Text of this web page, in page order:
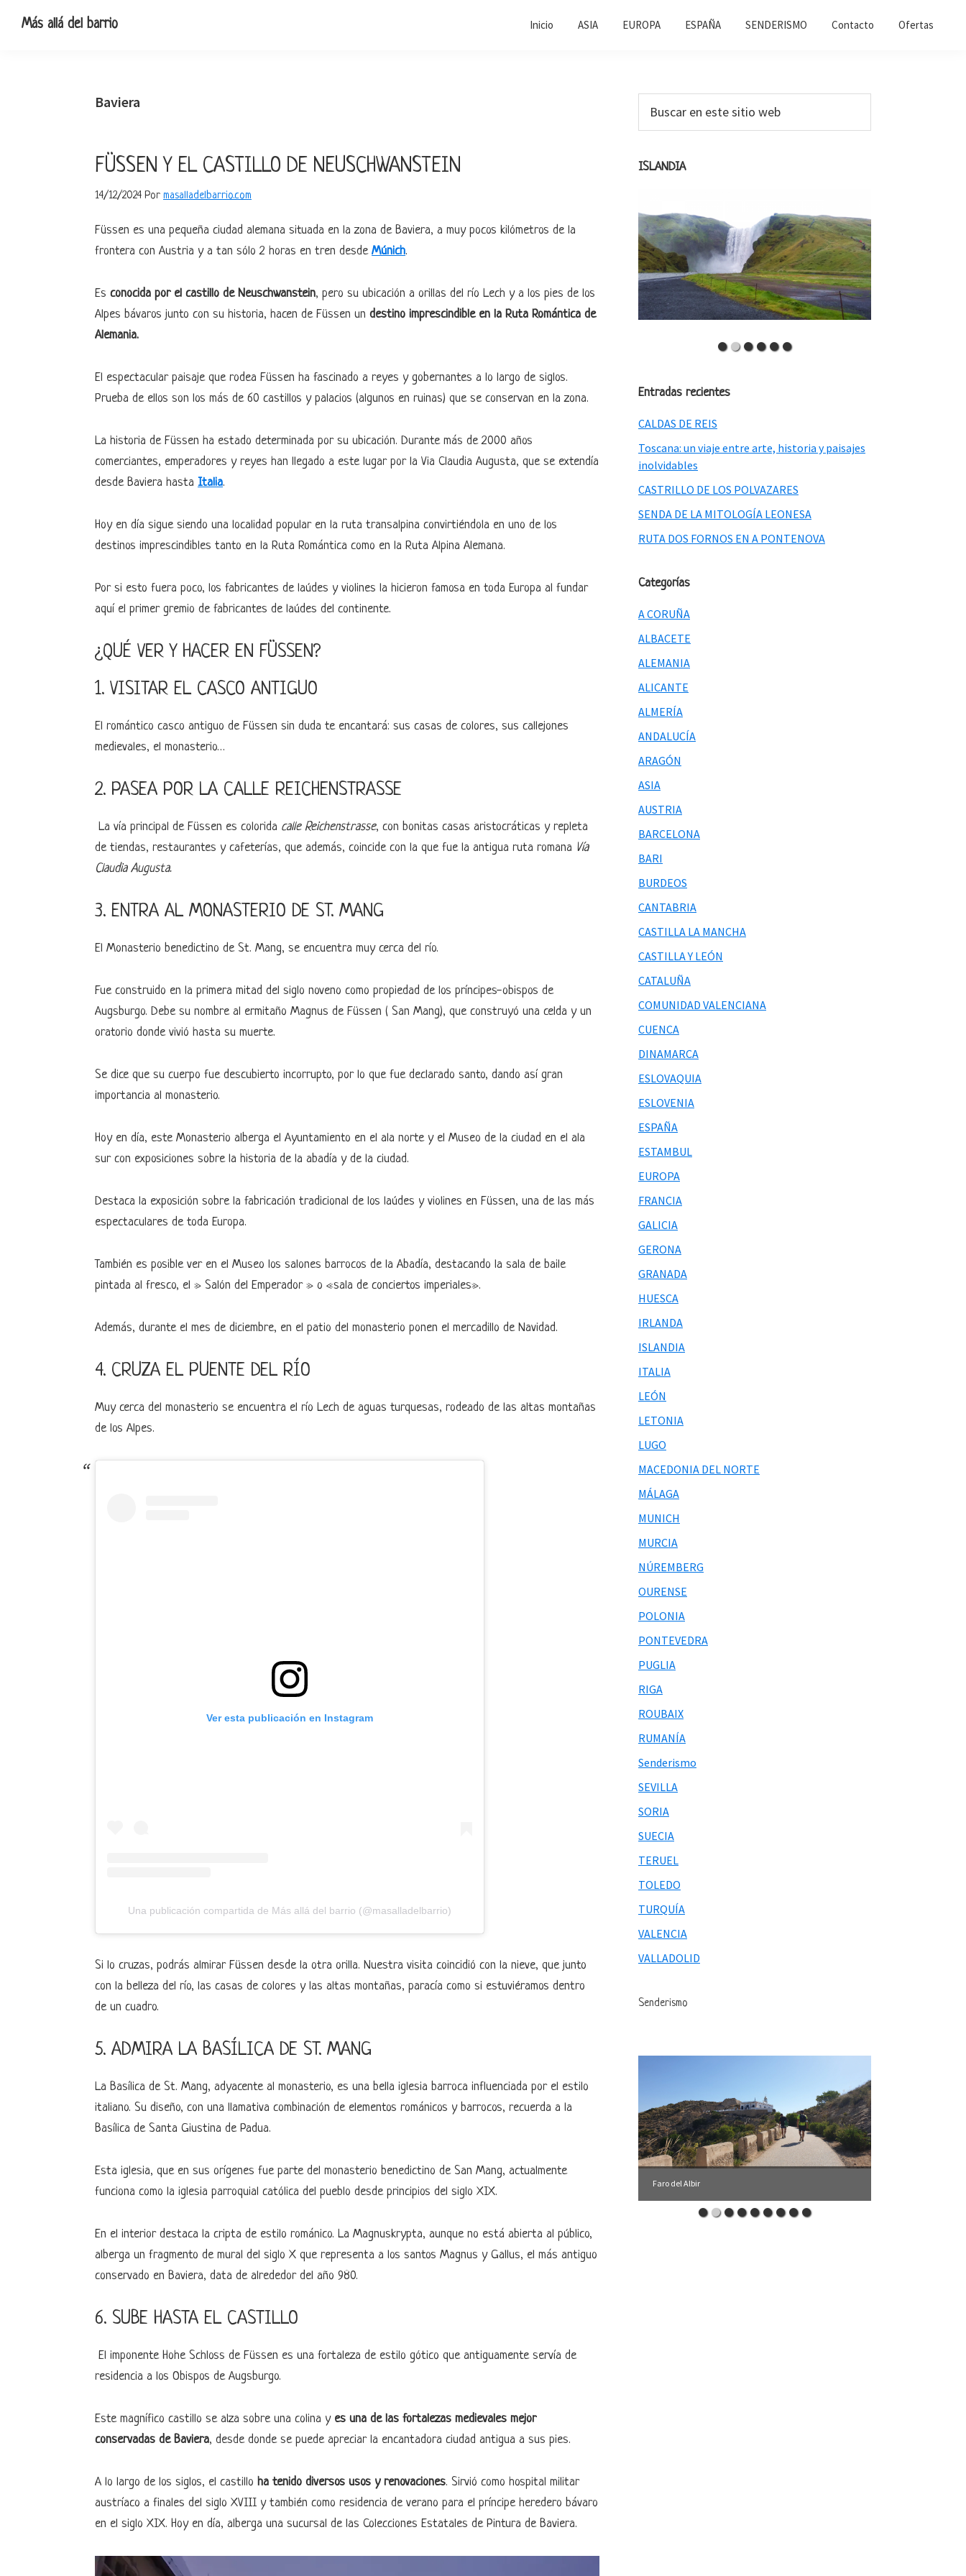
Más allá del barrio Inicio ASIA EUROPA ESPAÑA SENDERISMO Contacto Ofertas
Baviera
FÜSSEN Y EL CASTILLO DE NEUSCHWANSTEIN
14/12/2024 Por masalladelbarrio.com
Füssen es una pequeña ciudad alemana situada en la zona de Baviera, a muy pocos kilómetros de la
frontera con Austria y a tan sólo 2 horas en tren desde Múnich.
Es conocida por el castillo de Neuschwanstein, pero su ubicación a orillas del río Lech y a los pies de los
Alpes bávaros junto con su historia, hacen de Füssen un destino imprescindible en la Ruta Romántica de
Alemania.
El espectacular paisaje que rodea Füssen ha fascinado a reyes y gobernantes a lo largo de siglos.
Prueba de ellos son los más de 60 castillos y palacios (algunos en ruinas) que se conservan en la zona.
La historia de Füssen ha estado determinada por su ubicación. Durante más de 2000 años
comerciantes, emperadores y reyes han llegado a este lugar por la Via Claudia Augusta, que se extendía
desde Baviera hasta Italia.
Hoy en día sigue siendo una localidad popular en la ruta transalpina convirtiéndola en uno de los
destinos imprescindibles tanto en la Ruta Romántica como en la Ruta Alpina Alemana.
Por si esto fuera poco, los fabricantes de laúdes y violines la hicieron famosa en toda Europa al fundar
aquí el primer gremio de fabricantes de laúdes del continente.
¿QUÉ VER Y HACER EN FÜSSEN?
1. VISITAR EL CASCO ANTIGUO
El romántico casco antiguo de Füssen sin duda te encantará: sus casas de colores, sus callejones
medievales, el monasterio…
2. PASEA POR LA CALLE REICHENSTRASSE
La vía principal de Füssen es colorida calle Reichenstrasse, con bonitas casas aristocráticas y repleta
de tiendas, restaurantes y cafeterías, que además, coincide con la que fue la antigua ruta romana Vía
Claudia Augusta.
3. ENTRA AL MONASTERIO DE ST. MANG
El Monasterio benedictino de St. Mang, se encuentra muy cerca del río.
Fue construido en la primera mitad del siglo noveno como propiedad de los príncipes-obispos de
Augsburgo. Debe su nombre al ermitaño Magnus de Füssen ( San Mang), que construyó una celda y un
oratorio donde vivió hasta su muerte.
Se dice que su cuerpo fue descubierto incorrupto, por lo que fue declarado santo, dando así gran
importancia al monasterio.
Hoy en día, este Monasterio alberga el Ayuntamiento en el ala norte y el Museo de la ciudad en el ala
sur con exposiciones sobre la historia de la abadía y de la ciudad.
Destaca la exposición sobre la fabricación tradicional de los laúdes y violines en Füssen, una de las más
espectaculares de toda Europa.
También es posible ver en el Museo los salones barrocos de la Abadía, destacando la sala de baile
pintada al fresco, el » Salón del Emperador » o «sala de conciertos imperiales».
Además, durante el mes de diciembre, en el patio del monasterio ponen el mercadillo de Navidad.
4. CRUZA EL PUENTE DEL RÍO
Muy cerca del monasterio se encuentra el río Lech de aguas turquesas, rodeado de las altas montañas
de los Alpes.
Ver esta publicación en Instagram
Una publicación compartida de Más allá del barrio (@masalladelbarrio)
Si lo cruzas, podrás almirar Füssen desde la otra orilla. Nuestra visita coincidió con la nieve, que junto
con la belleza del río, las casas de colores y las altas montañas, paracía como si estuviéramos dentro
de un cuadro.
5. ADMIRA LA BASÍLICA DE ST. MANG
La Basílica de St. Mang, adyacente al monasterio, es una bella iglesia barroca influenciada por el estilo
italiano. Su diseño, con una llamativa combinación de elementos románicos y barrocos, recuerda a la
Basílica de Santa Giustina de Padua.
Esta iglesia, que en sus orígenes fue parte del monasterio benedictino de San Mang, actualmente
funciona como la iglesia parroquial católica del pueblo desde principios del siglo XIX.
En el interior destaca la cripta de estilo románico. La Magnuskrypta, aunque no está abierta al público,
alberga un fragmento de mural del siglo X que representa a los santos Magnus y Gallus, el más antiguo
conservado en Baviera, data de alrededor del año 980.
6. SUBE HASTA EL CASTILLO
El imponente Hohe Schloss de Füssen es una fortaleza de estilo gótico que antiguamente servía de
residencia a los Obispos de Augsburgo.
Este magnífico castillo se alza sobre una colina y es una de las fortalezas medievales mejor
conservadas de Baviera, desde donde se puede apreciar la encantadora ciudad antigua a sus pies.
A lo largo de los siglos, el castillo ha tenido diversos usos y renovaciones. Sirvió como hospital militar
austríaco a finales del siglo XVIII y también como residencia de verano para el príncipe heredero bávaro
en el siglo XIX. Hoy en día, alberga una sucursal de las Colecciones Estatales de Pintura de Baviera.
Barra
lateral
web
ISLANDIA
Entradas recientes
CALDAS DE REIS
Toscana: un viaje entre arte, historia y paisajes
inolvidables
CASTRILLO DE LOS POLVAZARES
SENDA DE LA MITOLOGÍA LEONESA
RUTA DOS FORNOS EN A PONTENOVA
Categorías
A CORUÑA
ALBACETE
ALEMANIA
ALICANTE
ALMERÍA
ANDALUCÍA
ARAGÓN
ASIA
AUSTRIA
BARCELONA
BARI
BURDEOS
CANTABRIA
CASTILLA LA MANCHA
CASTILLA Y LEÓN
CATALUÑA
COMUNIDAD VALENCIANA
CUENCA
DINAMARCA
ESLOVAQUIA
ESLOVENIA
ESPAÑA
ESTAMBUL
EUROPA
FRANCIA
GALICIA
GERONA
GRANADA
HUESCA
IRLANDA
ISLANDIA
ITALIA
LEÓN
LETONIA
LUGO
MACEDONIA DEL NORTE
MÁLAGA
MUNICH
MURCIA
NÚREMBERG
OURENSE
POLONIA
PONTEVEDRA
PUGLIA
RIGA
ROUBAIX
RUMANÍA
Senderismo
SEVILLA
SORIA
SUECIA
TERUEL
TOLEDO
TURQUÍA
VALENCIA
VALLADOLID
Senderismo
Faro del Albir